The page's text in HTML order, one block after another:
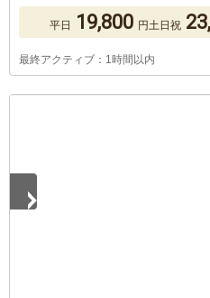
平日 19,800 円土日祝
最終アクティブ：1時間以内